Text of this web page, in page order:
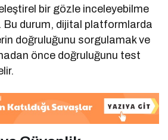
bir gözle inceleyebilme
Bu durum, dijital platformlarda
doğruluğunu sorgulamak ve
önce doğruluğunu test